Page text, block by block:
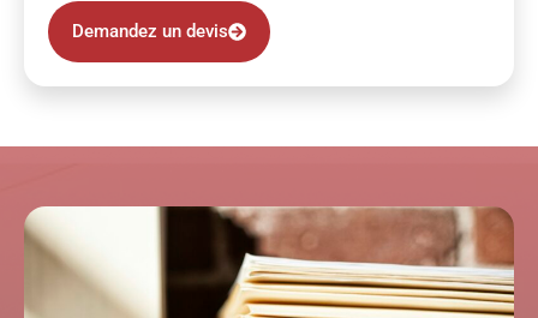
Demandez un devis